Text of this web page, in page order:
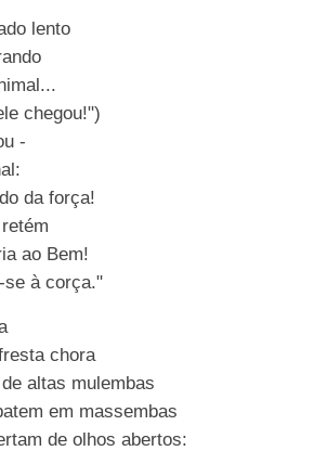
lento
chegou!")
-
da força!
ao Bem!
se à corça."
chora
altas mulembas
em massembas
de olhos abertos: